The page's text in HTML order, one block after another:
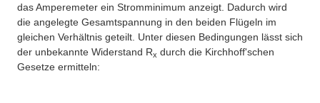
das Amperemeter ein Stromminimum anzeigt. Dadurch wird
die angelegte Gesamtspannung in den beiden Flügeln im
gleichen Verhältnis geteilt. Unter diesen Bedingungen lässt sich
der unbekannte Widerstand Rx durch die Kirchhoff'schen
Gesetze ermitteln: